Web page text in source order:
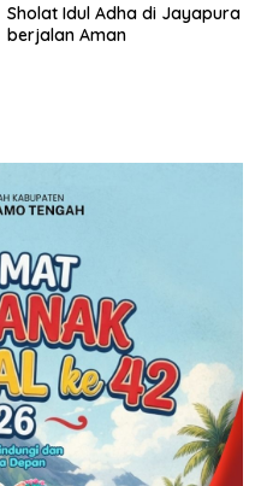
Sholat Idul Adha di Jayapura
berjalan Aman